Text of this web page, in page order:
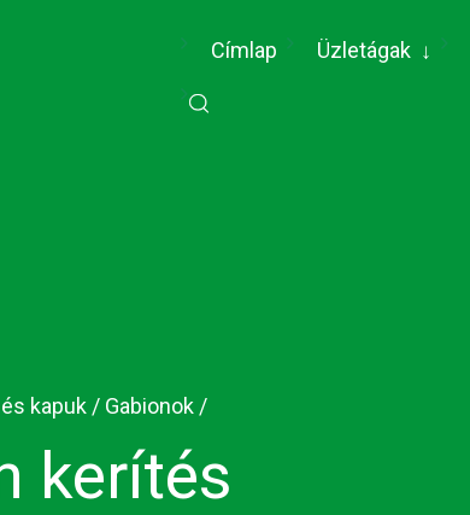
Címlap (current)
Üzletágak ↓
kapuk / Gabionok /
kerítés